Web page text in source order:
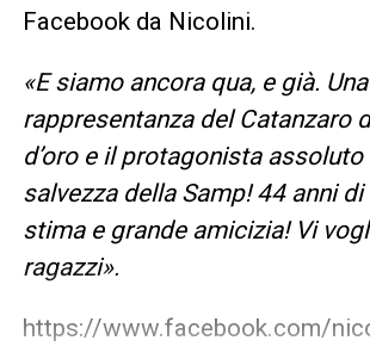
Facebook da Nicolini.
«E siamo ancora qua, e già. Una
rappresentanza del Catanzaro
d’oro e il protagonista assoluto
salvezza della Samp! 44 anni
stima e grande amicizia! Vi
ragazzi».
https://www.facebook.com/